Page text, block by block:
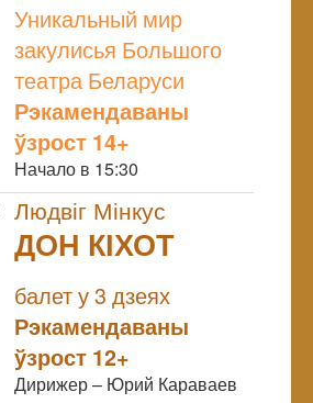
Уникальный мир
закулисья Большого
театра Беларуси
Рэкамендаваны
ўзрост 14+
Начало в 15:30
Людвіг Мінкус
ДОН КІХОТ
балет у 3 дзеях
Рэкамендаваны
ўзрост 12+
Дирижер – Юрий Караваев